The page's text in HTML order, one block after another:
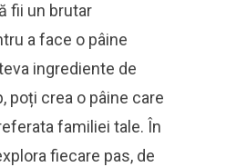
fii un brutar
a face o pâine
ingrediente de
poți crea o pâine care
familiei tale. În
fiecare pas, de